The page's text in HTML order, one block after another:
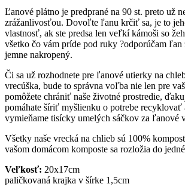
Ľanové plátno je predprané na 90 st. preto už
zrážanlivosťou. Dovoľte ľanu krčiť sa, je to
vlastnosť, ak ste predsa len veľkí kámoši so
všetko čo vám príde pod ruky ?odporúčam
jemne nakropený.
Či sa už rozhodnete pre ľanové utierky na
vrecúška, bude to správna voľba nie len pre
pomôžete chrániť naše životné prostredie,
pomáhate šíriť myšlienku o potrebe recyklovať
vymieňame tisícky umelých sáčkov za ľanové
Všetky naše vrecká na chlieb sú 100%
vašom domácom komposte sa rozložia do
Veľkosť: 20x17cm
paličkovaná krajka v šírke 1,5cm